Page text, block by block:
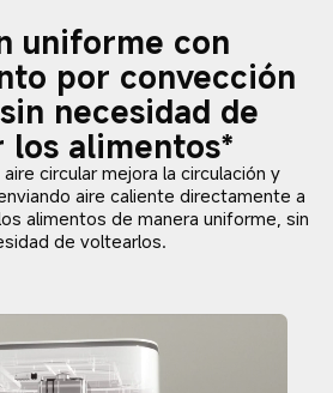
uniforme con
por convección
necesidad de
los alimentos*
circular mejora la circulación y
aire caliente directamente a
alimentos de manera uniforme, sin
de voltearlos.